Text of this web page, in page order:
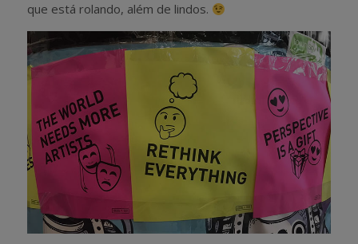
que está rolando, além de lindos.